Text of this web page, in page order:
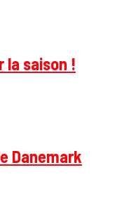
la saison !
Danemark